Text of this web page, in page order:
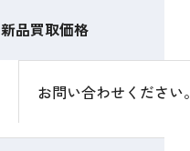
新品買取価格
お問い合わせください。